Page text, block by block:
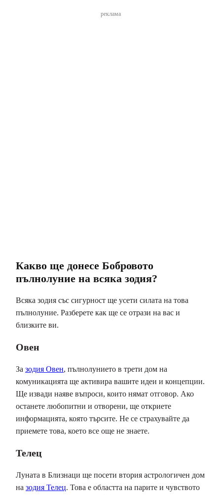
реклама
Какво ще донесе Бобровото
пълнолуние на всяка зодия?
Всяка зодия със сигурност ще усети силата на това
пълнолуние. Разберете как ще се отрази на вас и
близките ви.
Овен
За зодия Овен, пълнолунието в трети дом на
комуникацията ще активира вашите идеи и концепции.
Ще извади наяве въпроси, които нямат отговор. Ако
останете любопитни и отворени, ще откриете
информацията, която търсите. Не се страхувайте да
приемете това, което все още не знаете.
Телец
Луната в Близнаци ще посети втория астрологичен дом
на зодия Телец. Това е областта на парите и чувството